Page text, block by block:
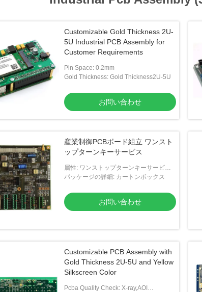
Customizable Gold Thickness 2U-
5U Industrial PCB Assembly for
Customer Requirements
Pin Space: 0.2mm
Gold Thickness: Gold Thickness2U-5U
お問い合わせ
産業制御PCBボード組立 ワンスト
ップターンキーサービス
属性: ワンストップターンキーサービス
迅速な回転PCB組立 品質保証 グローバ
パッケージの詳細: カートンボックス
お問い合わせ
Customizable PCB Assembly with
Gold Thickness 2U-5U and Yellow
Silkscreen Color
Pcba Quality Check: X-ray,AOI